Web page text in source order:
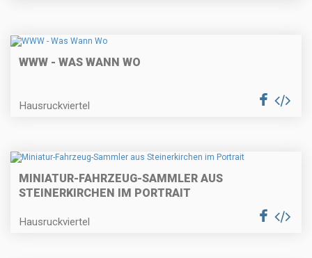
WWW - WAS WANN WO
Hausruckviertel
MINIATUR-FAHRZEUG-SAMMLER AUS
STEINERKIRCHEN IM PORTRAIT
Hausruckviertel